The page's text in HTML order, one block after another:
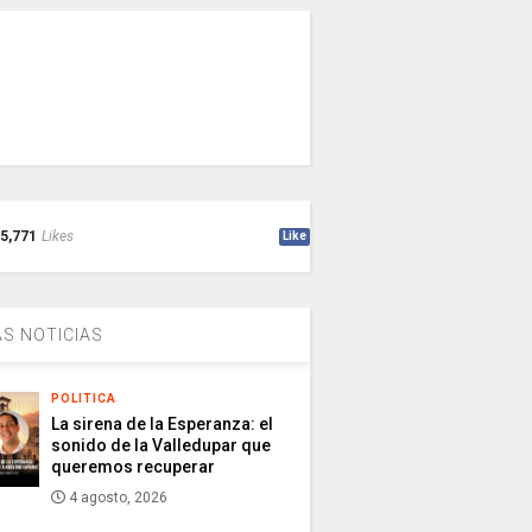
5,771 Likes Like
NOTICIAS
POLITICA
La sirena de la Esperanza: el
sonido de la Valledupar que
queremos recuperar
4 agosto, 2026